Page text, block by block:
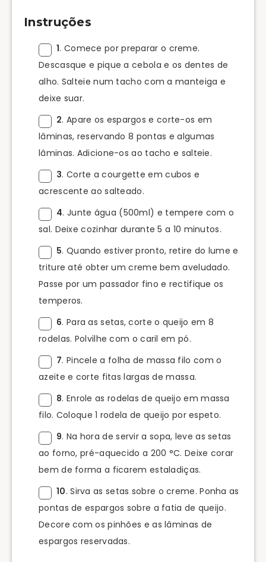
Instruções
1. Comece por preparar o creme.
Descasque e pique a cebola e os dentes de
alho. Salteie num tacho com a manteiga e
deixe suar.
2. Apare os espargos e corte-os em
lâminas, reservando 8 pontas e algumas
lâminas. Adicione-os ao tacho e salteie.
3. Corte a courgette em cubos e
acrescente ao salteado.
4. Junte água (500ml) e tempere com o
sal. Deixe cozinhar durante 5 a 10 minutos.
5. Quando estiver pronto, retire do lume e
triture até obter um creme bem aveludado.
Passe por um passador fino e rectifique os
temperos.
6. Para as setas, corte o queijo em 8
rodelas. Polvilhe com o caril em pó.
7. Pincele a folha de massa filo com o
azeite e corte fitas largas de massa.
8. Enrole as rodelas de queijo em massa
filo. Coloque 1 rodela de queijo por espeto.
9. Na hora de servir a sopa, leve as setas
ao forno, pré-aquecido a 200 °C. Deixe corar
bem de forma a ficarem estaladiças.
10. Sirva as setas sobre o creme. Ponha as
pontas de espargos sobre a fatia de queijo.
Decore com os pinhões e as lâminas de
espargos reservadas.